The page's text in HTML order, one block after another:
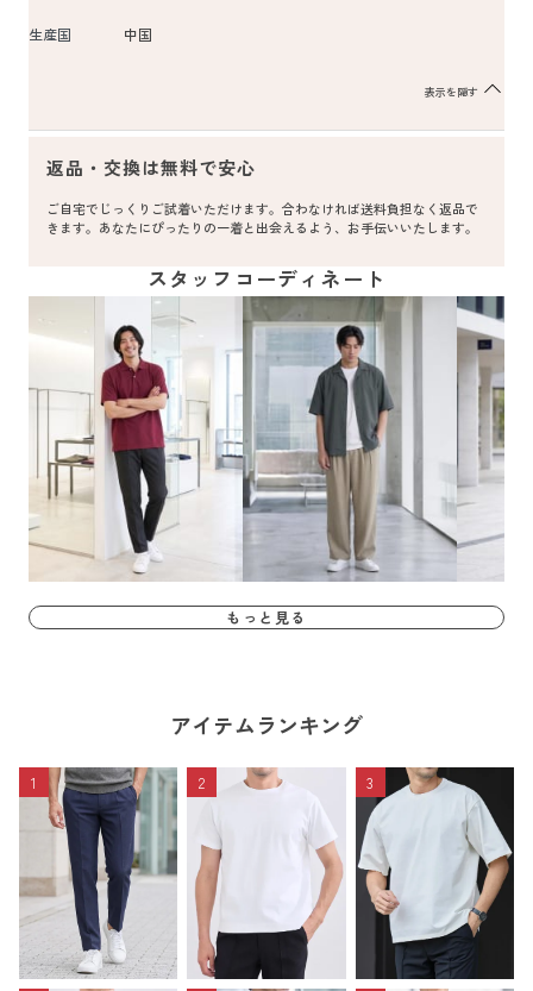
生産国 中国
表示を隠す
返品・交換は無料で安心
ご自宅でじっくりご試着いただけます。合わなければ送料負担なく返品で
きます。あなたにぴったりの一着と出会えるよう、お手伝いいたします。
スタッフコーディネート
もっと見る
アイテムランキング
1 2 3